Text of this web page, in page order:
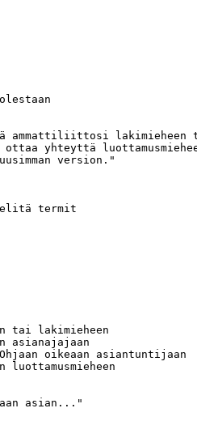
ammattiliittosi lakimieheen
yhteyttä
version."
termit
tai lakimieheen
asianajajaan
oikeaan asiantuntijaan
asian..."